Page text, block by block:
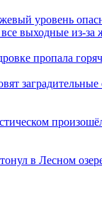
уровень
выходные из-за
пропала
заградительные
в Лесном